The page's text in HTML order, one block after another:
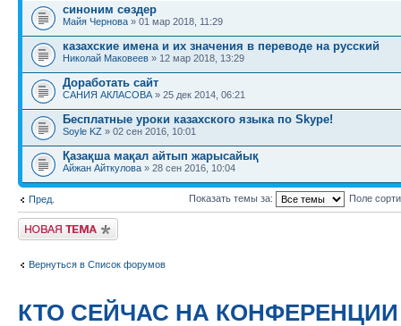
синоним сөздер
Майя Чернова » 01 мар 2018, 11:29
казахские имена и их значения в переводе на русский
Николай Маковеев » 12 мар 2018, 13:29
Доработать сайт
САНИЯ АКЛАСОВА » 25 дек 2014, 06:21
Бесплатные уроки казахского языка по Skype!
Soyle KZ » 02 сен 2016, 10:01
Қазақша мақал айтып жарысайық
Айжан Айткулова » 28 сен 2016, 10:04
Пред. Показать темы за: Поле
Новая тема
Вернуться в Список форумов
КТО СЕЙЧАС НА КОНФЕРЕНЦИИ